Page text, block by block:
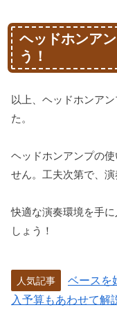
ヘッドホンア
う！
以上、ヘッドホンア
た。
ヘッドホンアンプの
せん。工夫次第で、演
快適な演奏環境を手
しょう！
人気記事
ベースを
入予算もあわせて解